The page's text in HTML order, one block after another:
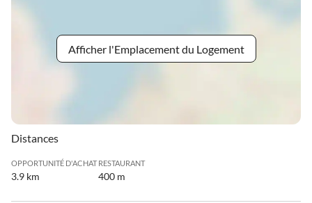
Afficher l'Emplacement du Logement
Distances
OPPORTUNITÉ D'ACHAT
3.9 km
RESTAURANT
400 m